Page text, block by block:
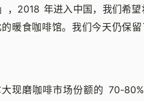
，2018 年进入中国，我们希
暖食咖啡馆。我们今天仍保
现磨咖啡市场份额的 70-